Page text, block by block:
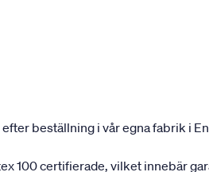
beställning i vår egna fabrik i
100 certifierade, vilket innebär